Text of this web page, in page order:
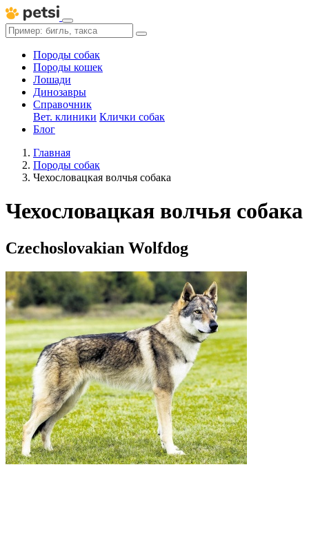
Породы собак
Породы кошек
Лошади
Динозавры
Справочник
Вет. клиники Клички собак
Блог
Главная
Породы собак
Чехословацкая волчья собака
Чехословацкая волчья собака
Czechoslovakian Wolfdog